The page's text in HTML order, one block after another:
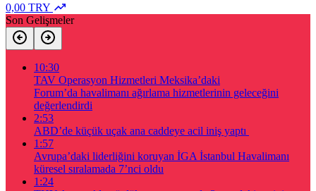
0,00 TRY
Son Gelişmeler
10:30
TAV Operasyon Hizmetleri Meksika’daki
Forum’da havalimanı ağırlama hizmetlerinin geleceğini
değerlendirdi
2:53
ABD’de küçük uçak ana caddeye acil iniş yaptı
1:57
Avrupa’daki liderliğini koruyan İGA İstanbul Havalimanı
küresel sıralamada 7’nci oldu
1:24